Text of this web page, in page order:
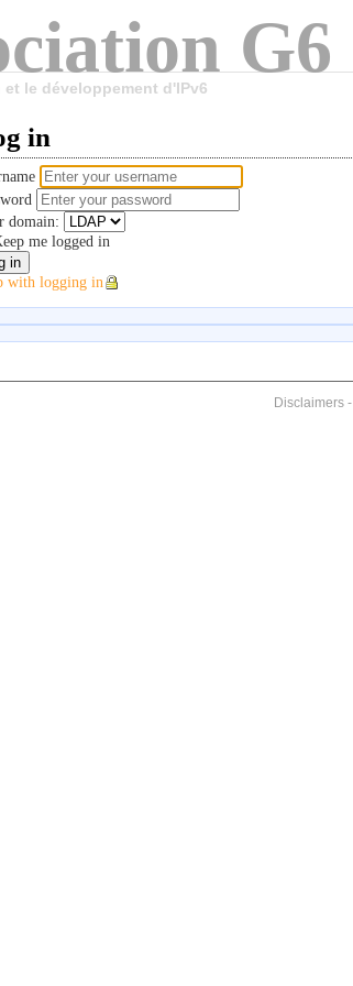
G6
le développement d'IPv6
in
domain:
me logged in
with logging in
Disclaimers-